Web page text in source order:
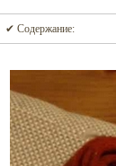
✔ Содержание: